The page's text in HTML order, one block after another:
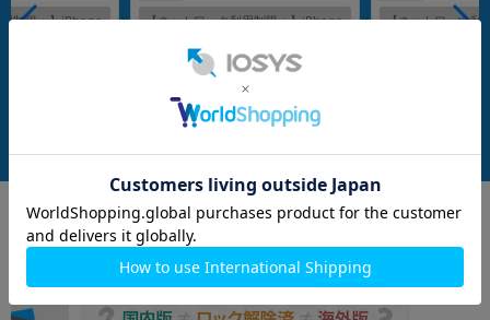
用制限▲】iPhone
223,800 円 (税込)
【ネットワーク利用制限▲】iPhone
B シルバー 【au版SIMフリー】
メーカー：Apple
発売日：2025/09
付属品: 箱/USB-C充電ケーブル(1m)
在庫数：1
208,800 円 (税込)
【ネットワーク